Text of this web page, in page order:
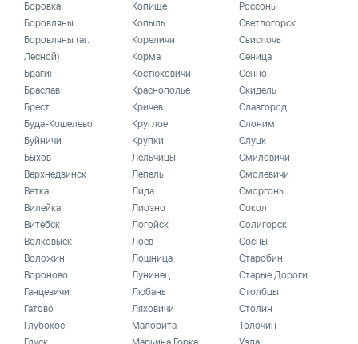
Боровка
Боровляны
Боровляны (аг.
Лесной)
Брагин
Браслав
Брест
Буда-Кошелево
Буйничи
Быхов
Верхнедвинск
Ветка
Вилейка
Витебск
Волковыск
Воложин
Вороново
Ганцевичи
Гатово
Глубокое
Копище
Копыль
Кореличи
Корма
Костюковичи
Краснополье
Кричев
Круглое
Крупки
Лельчицы
Лепель
Лида
Лиозно
Логойск
Лоев
Лошница
Лунинец
Любань
Ляховичи
Малорита
Россоны
Светлогорск
Свислочь
Сеница
Сенно
Скидель
Славгород
Слоним
Слуцк
Смиловичи
Смолевичи
Сморгонь
Сокол
Солигорск
Сосны
Старобин
Старые Дороги
Столбцы
Столин
Толочин